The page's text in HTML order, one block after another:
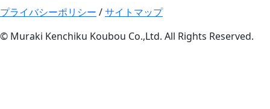
プライバシーポリシー /サイトマップ
© Muraki Kenchiku Koubou Co.,Ltd. All Rights Reserved.